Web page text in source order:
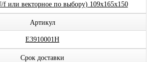
f или векторное по выбору) 109x165x150
Артикул
E3910001H
Срок доставки